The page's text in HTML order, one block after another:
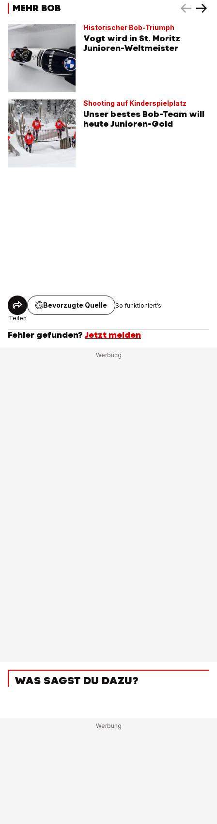
MEHR BOB
Historischer Bob-Triumph
Vogt wird in St. Moritz
Junioren-Weltmeister
Shooting auf Kinderspielplatz
Unser bestes Bob-Team will
heute Junioren-Gold
Teilen
Bevorzugte Quelle So funktioniert’s
Fehler gefunden? Jetzt melden
WAS SAGST DU DAZU?